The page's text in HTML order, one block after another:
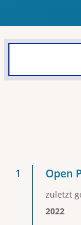
Open
zuletzt
2022